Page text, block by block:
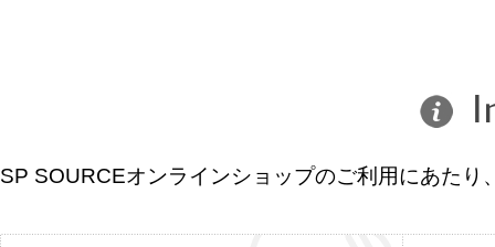
SP SOURCEオンラインショップのご利用にあた